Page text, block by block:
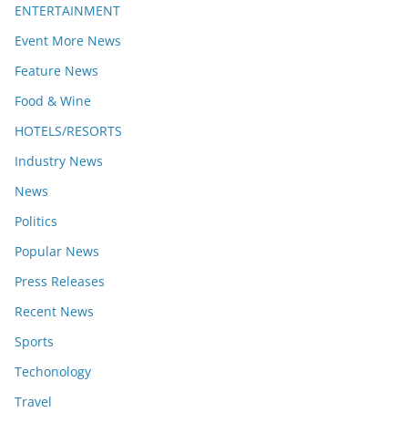
ENTERTAINMENT
Event More News
Feature News
Food & Wine
HOTELS/RESORTS
Industry News
News
Politics
Popular News
Press Releases
Recent News
Sports
Techonology
Travel